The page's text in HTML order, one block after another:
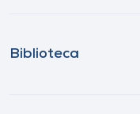
Biblioteca